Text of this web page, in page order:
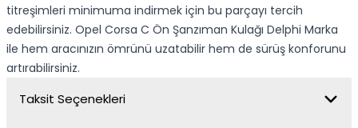
titreşimleri minimuma indirmek için bu parçayı tercih
edebilirsiniz. Opel Corsa C Ön Şanzıman Kulağı Delphi Marka
ile hem aracınızın ömrünü uzatabilir hem de sürüş konforunu
artırabilirsiniz.
Taksit Seçenekleri